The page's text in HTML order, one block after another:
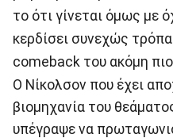
το ότι γίνεται όμως με
κερδίσει συνεχώς
comeback του ακόμη
Ο Νίκολσον που έχει
βιομηχανία του
υπέγραψε να